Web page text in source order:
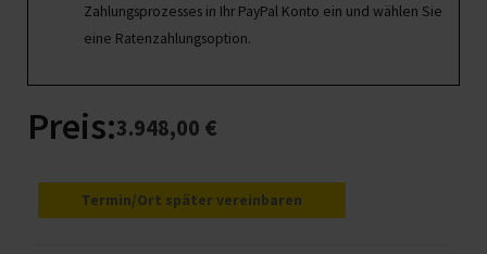
Zahlungsprozesses in Ihr PayPal Konto ein und wählen Sie
eine Ratenzahlungsoption.
Preis:3.948,00 €
Termin/Ort später vereinbaren
betriebliches